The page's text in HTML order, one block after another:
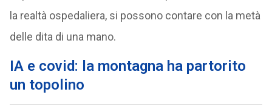
la realtà ospedaliera, si possono contare con la metà
delle dita di una mano.
IA e covid: la montagna ha partorito
un topolino